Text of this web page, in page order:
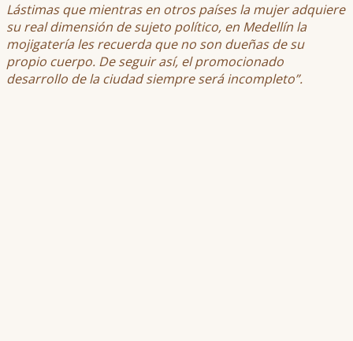
Lástimas que mientras en otros países la mujer adquiere
su real dimensión de sujeto político, en Medellín la
mojigatería les recuerda que no son dueñas de su
propio cuerpo. De seguir así, el promocionado
desarrollo de la ciudad siempre será incompleto”.